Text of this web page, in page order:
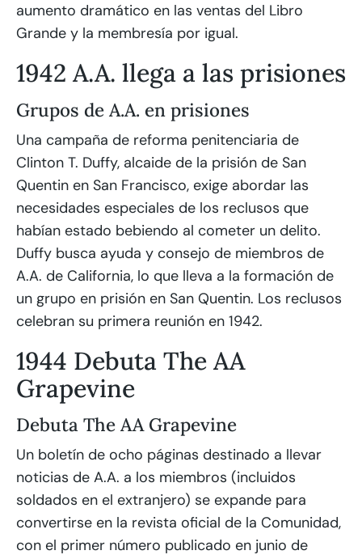
aumento dramático en las ventas del Libro
Grande y la membresía por igual.
1942 A.A. llega a las prisiones
Grupos de A.A. en prisiones
Una campaña de reforma penitenciaria de
Clinton T. Duffy, alcaide de la prisión de San
Quentin en San Francisco, exige abordar las
necesidades especiales de los reclusos que
habían estado bebiendo al cometer un delito.
Duffy busca ayuda y consejo de miembros de
A.A. de California, lo que lleva a la formación de
un grupo en prisión en San Quentin. Los reclusos
celebran su primera reunión en 1942.
1944 Debuta The AA
Grapevine
Debuta The AA Grapevine
Un boletín de ocho páginas destinado a llevar
noticias de A.A. a los miembros (incluidos
soldados en el extranjero) se expande para
convertirse en la revista oficial de la Comunidad,
con el primer número publicado en junio de